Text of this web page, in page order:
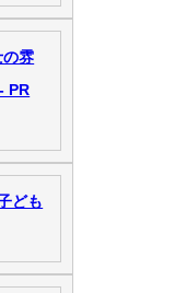
の雰
PR
ども